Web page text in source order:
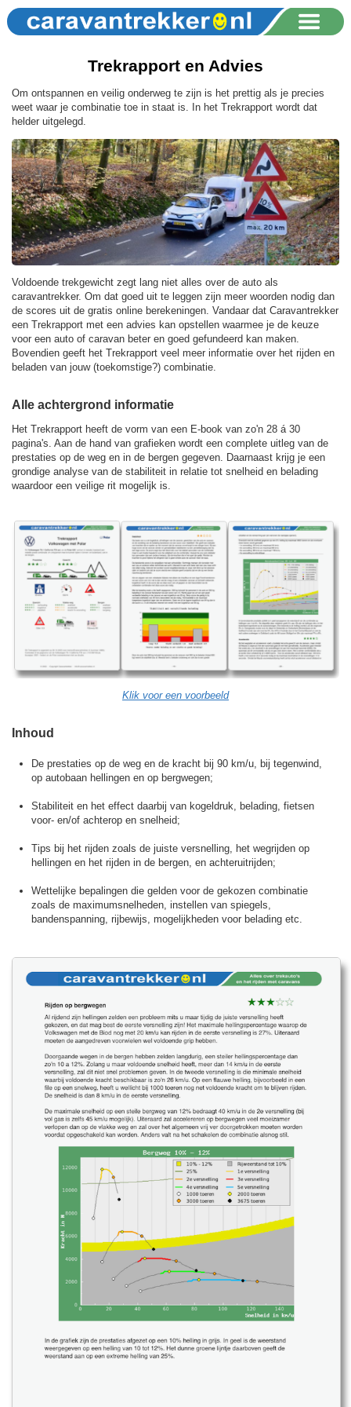
Trekrapport en Advies
Om ontspannen en veilig onderweg te zijn is het prettig als je precies
weet waar je combinatie toe in staat is. In het Trekrapport wordt dat
helder uitgelegd.
Voldoende trekgewicht zegt lang niet alles over de auto als
caravantrekker. Om dat goed uit te leggen zijn meer woorden nodig dan
de scores uit de gratis online berekeningen. Vandaar dat Caravantrekker
een Trekrapport met een advies kan opstellen waarmee je de keuze
voor een auto of caravan beter en goed gefundeerd kan maken.
Bovendien geeft het Trekrapport veel meer informatie over het rijden en
beladen van jouw (toekomstige?) combinatie.
Alle achtergrond informatie
Het Trekrapport heeft de vorm van een E-book van zo'n 28 á 30
pagina's. Aan de hand van grafieken wordt een complete uitleg van de
prestaties op de weg en in de bergen gegeven. Daarnaast krijg je een
grondige analyse van de stabiliteit in relatie tot snelheid en belading
waardoor een veilige rit mogelijk is.
Klik voor een voorbeeld
Inhoud
De prestaties op de weg en de kracht bij 90 km/u, bij tegenwind,
op autobaan hellingen en op bergwegen;
Stabiliteit en het effect daarbij van kogeldruk, belading, fietsen
voor- en/of achterop en snelheid;
Tips bij het rijden zoals de juiste versnelling, het wegrijden op
hellingen en het rijden in de bergen, en achteruitrijden;
Wettelijke bepalingen die gelden voor de gekozen combinatie
zoals de maximumsnelheden, instellen van spiegels,
bandenspanning, rijbewijs, mogelijkheden voor belading etc.